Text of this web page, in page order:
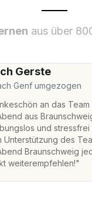
aus über
Gerste
Genf umgezogen
an das Team
aus
und
des
Braunschweig
weiterempfehlen!"